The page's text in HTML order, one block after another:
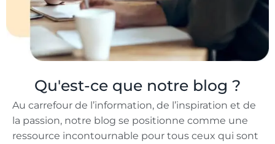
Qu'est-ce que notre blog ?
Au carrefour de l’information, de l’inspiration et de
la passion, notre blog se positionne comme une
ressource incontournable pour tous ceux qui sont